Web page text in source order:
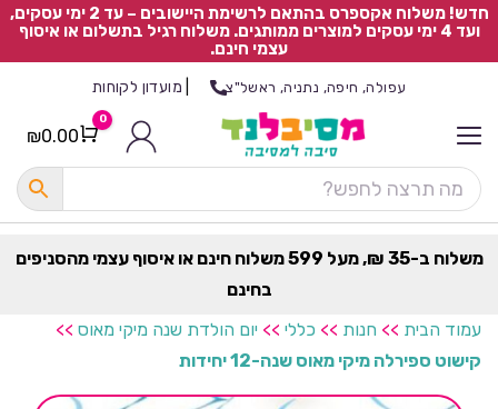
חדש! משלוח אקספרס בהתאם לרשימת היישובים – עד 2 ימי עסקים,
ועד 4 ימי עסקים למוצרים ממותגים. משלוח רגיל בתשלום או איסוף
עצמי חינם.
עפולה, חיפה, נתניה, ראשל"צ מועדון לקוחות
Cart
0
₪0.00
משלוח ב-35 ₪, מעל 599 משלוח חינם או איסוף עצמי מהסניפים
בחינם
עמוד הבית >> חנות >> כללי >> יום הולדת שנה מיקי מאוס >>
קישוט ספירלה מיקי מאוס שנה-12 יחידות